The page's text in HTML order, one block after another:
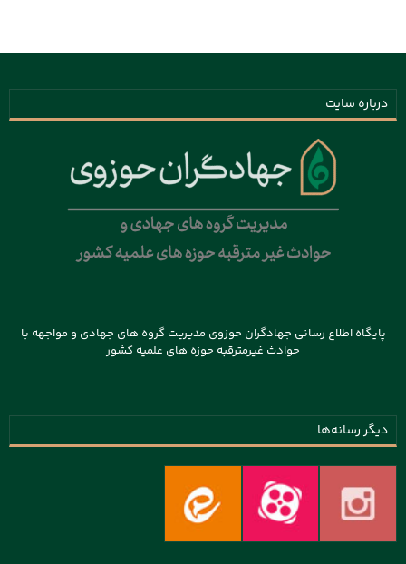
درباره سایت
پایگاه اطلاع رسانی جهادگران حوزوی مدیریت گروه های جهادی و مواجهه با
حوادث غیرمترقبه حوزه های علمیه کشور
دیگر رسانه‌ها